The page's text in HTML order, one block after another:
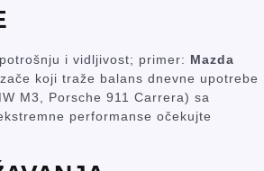
i vidljivost; primer: Mazda
koji traže balans dnevne upotrebe
M3, Porsche 911 Carrera) sa
performanse očekujte